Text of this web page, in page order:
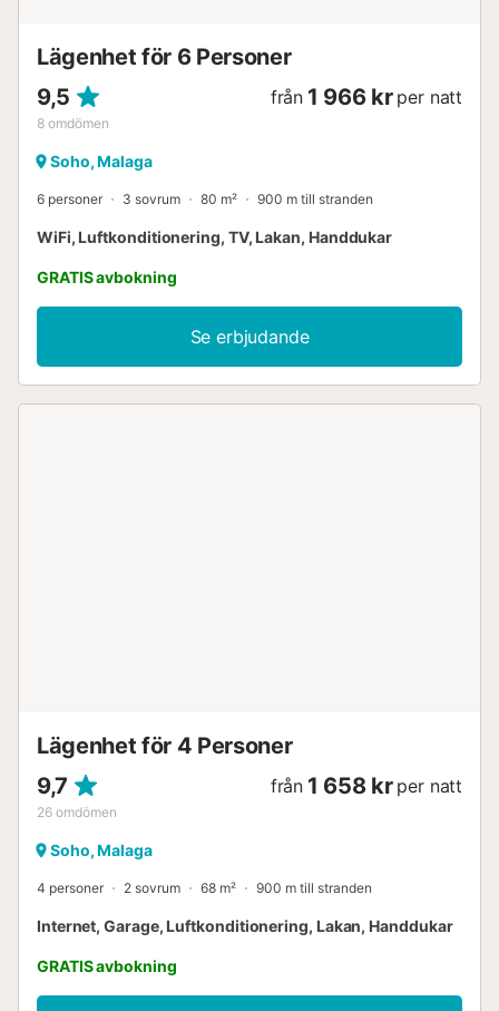
Lägenhet för 6 Personer
9,5
8 omdömen
från 1 966 kr per natt
Soho, Malaga
6 personer 3 sovrum 80 m² 900 m till stranden
WiFi, Luftkonditionering, TV, Lakan, Handdukar
GRATIS avbokning
Se erbjudande
Lägenhet för 4 Personer
9,7
26 omdömen
från 1 658 kr per natt
Soho, Malaga
4 personer 2 sovrum 68 m² 900 m till stranden
Internet, Garage, Luftkonditionering, Lakan, Handdukar
GRATIS avbokning